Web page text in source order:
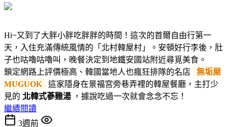
Hi~又到了大胖小胖吃胖胖的時間！這次的首爾自由行第一
天，入住充滿傳統風情的「北村韓屋村」。安頓好行李後，肚
子也咕嚕咕嚕叫，晚餐決定到地鐵安國站附近尋覓美食。
鎖定網路上評價極高、韓國當地人也瘋狂排隊的名店
無垢屋
MUGUOK
這家隱身在景福宮旁巷弄裡的韓屋餐廳，主打少
見的 北韓式蔘雞湯 ，據說吃過一次就會念念不忘！
繼續閱讀
3週前